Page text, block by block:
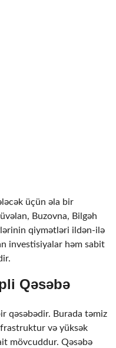
üçün əla bir
Buzovna, Bilgəh
qiymətləri ildən-ilə
investisiyalar həm sabit
Qəsəbə
qəsəbədir. Burada təmiz
və yüksək
mövcuddur. Qəsəbə